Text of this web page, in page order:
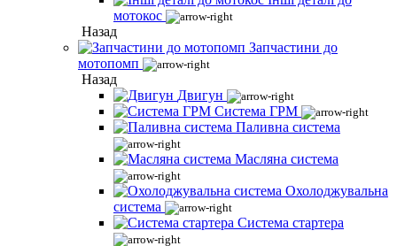
мотокос
Назад
Запчастини до
мотопомп
Назад
Двигун
Система ГРМ
Паливна система
Масляна система
Охолоджувальна
система
Система стартера